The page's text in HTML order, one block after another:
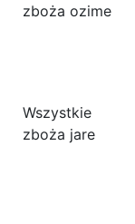
zboża ozime
Wszystkie
zboża jare